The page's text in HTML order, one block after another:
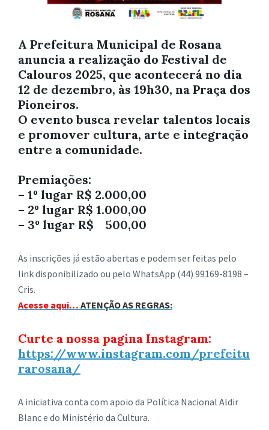
A Prefeitura Municipal de Rosana
anuncia a realização do Festival de
Calouros 2025, que acontecerá no dia
12 de dezembro, às 19h30, na Praça dos
Pioneiros.
O evento busca revelar talentos locais
e promover cultura, arte e integração
entre a comunidade.
Premiações:
– 1º lugar R$ 2.000,00
– 2º lugar R$ 1.000,00
– 3º lugar R$ 500,00
As inscrições já estão abertas e podem ser feitas pelo
link disponibilizado ou pelo WhatsApp (44) 99169-8198 –
Cris.
Acesse aqui… ATENÇÃO AS REGRAS:
Curte a nossa pagina Instagram:
https://www.instagram.com/prefeitu
rarosana/
A iniciativa conta com apoio da Política Nacional Aldir
Blanc e do Ministério da Cultura.